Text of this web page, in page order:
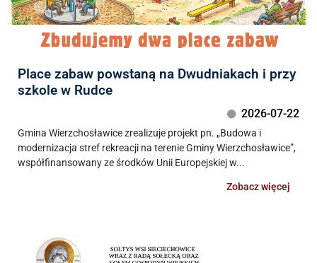
Place zabaw powstaną na Dwudniakach i przy
szkole w Rudce
2026-07-22
Gmina Wierzchosławice zrealizuje projekt pn. „Budowa i
modernizacja stref rekreacji na terenie Gminy Wierzchosławice”,
współfinansowany ze środków Unii Europejskiej w...
Zobacz więcej